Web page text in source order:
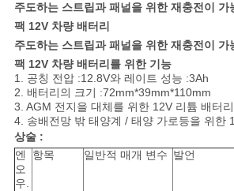
소
식
케
이
스
주도하는 스트립과 패널을 위한 재충전이 가
팩 12V 차량 배터리
주도하는 스트립과 패널을 위한 재충전이 가
팩 12V 차량 배터리 를 위한 기능
1. 공칭 전압 :12.8V와 레이트 성능 :3Ah
2. 배터리의 크기 :72mm*39mm*110mm
3. AGM 전지을 대체를 위한 12V 리튬 배터리
4. 송배전망 밖 태양계 / 태양 가로등을 위한
상술 :
엔
오
우.
항목 일반적 매개 변수 발언